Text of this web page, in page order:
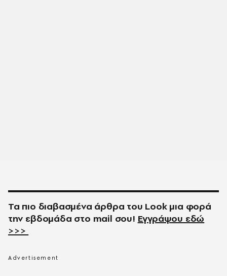
Τα πιο διαβασμένα άρθρα του Look μια φορά
την εβδομάδα στο mail σου! Εγγράψου εδώ
>>>